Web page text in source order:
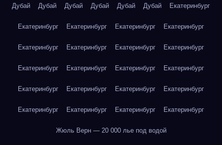
Дубай Дубай Дубай Дубай Дубай Дубай Екатеринбург
Екатеринбург Екатеринбург Екатеринбург Екатеринбург
Екатеринбург Екатеринбург Екатеринбург Екатеринбург
Екатеринбург Екатеринбург Екатеринбург Екатеринбург
Екатеринбург Екатеринбург Екатеринбург Екатеринбург
Екатеринбург Екатеринбург Екатеринбург Екатеринбург
Жюль Верн — 20 000 лье под водой